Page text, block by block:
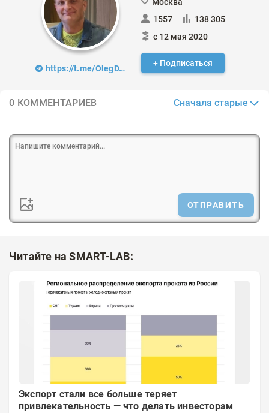
https://t.me/OlegDTrading
1557
138 305
с 12 мая 2020
+ Подписаться
0 КОММЕНТАРИЕВ Сначала старые
ОТПРАВИТЬ
Читайте на SMART-LAB:
Экспорт стали все больше теряет
привлекательность — что делать инвесторам